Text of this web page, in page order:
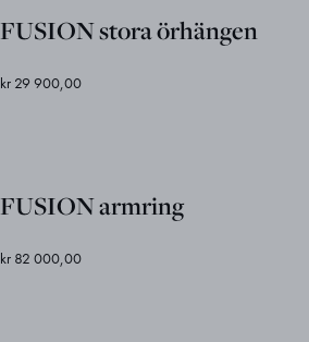
FUSION stora örhängen
kr 29 900,00
FUSION armring
kr 82 000,00